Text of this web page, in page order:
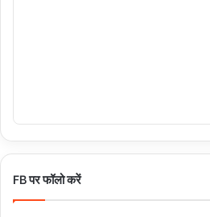
FB पर फॉलो करें